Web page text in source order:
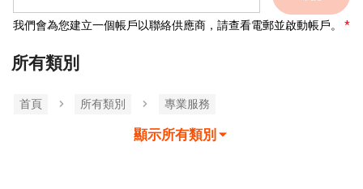
我們會為您建立一個帳戶以聯絡供應商，請查看電郵並啟動帳戶。
所有類別
首頁 所有類別 專業服務
顯示所有類別